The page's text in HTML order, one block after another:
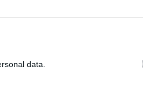
data.
postao
Begić dobio je nešto